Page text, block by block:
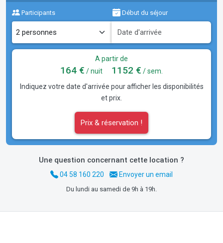
Participants Début du séjour
A partir de
164 € / nuit 1152 € / sem.
Indiquez votre date d'arrivée pour afficher les disponibilités
et prix.
Prix & réservation !
Une question concernant cette location ?
04 58 160 220 Envoyer un email
Du lundi au samedi de 9h à 19h.